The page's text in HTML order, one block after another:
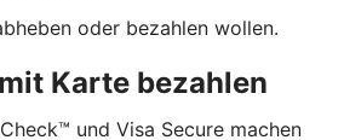
oder bezahlen wollen.
Karte bezahlen
und Visa Secure machen